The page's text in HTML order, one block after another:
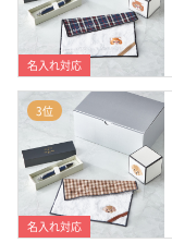
名入れ対応
3位
名入れ対応